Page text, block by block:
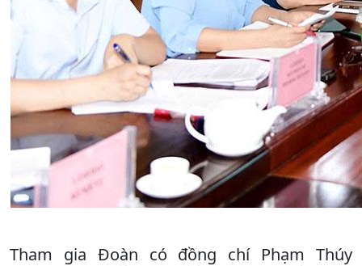
Tham gia Đoàn có đồng chí Phạm Thúy